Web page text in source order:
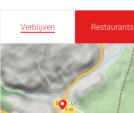
Verblijven Restaurants